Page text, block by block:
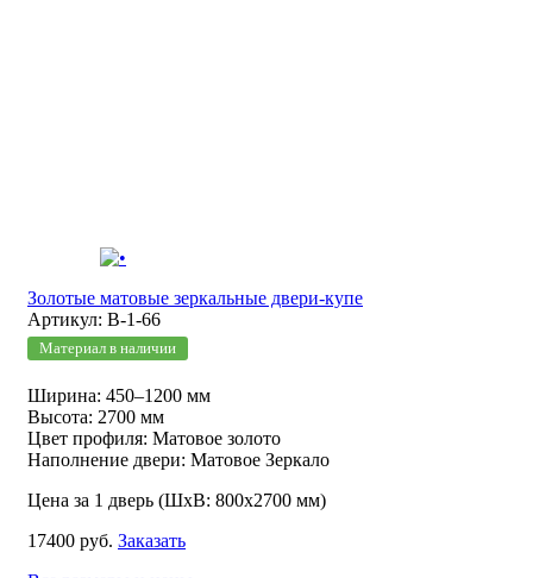
Золотые матовые зеркальные двери-купе
Артикул: В-1-66
Материал в наличии
Ширина: 450–1200 мм
Высота: 2700 мм
Цвет профиля: Матовое золото
Наполнение двери: Матовое Зеркало
Цена за 1 дверь (ШхВ: 800х2700 мм)
17400 руб. Заказать